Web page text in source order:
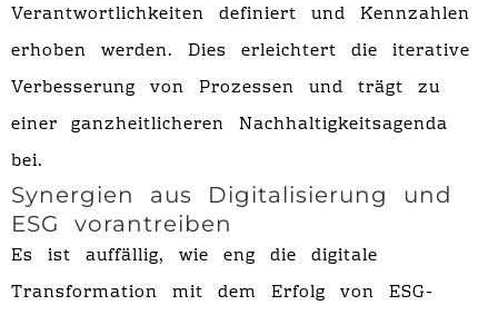
Verantwortlichkeiten definiert und Kennzahlen
erhoben werden. Dies erleichtert die iterative
Verbesserung von Prozessen und trägt zu
einer ganzheitlicheren Nachhaltigkeitsagenda
bei.
Synergien aus Digitalisierung und
ESG vorantreiben
Es ist auffällig, wie eng die digitale
Transformation mit dem Erfolg von ESG-